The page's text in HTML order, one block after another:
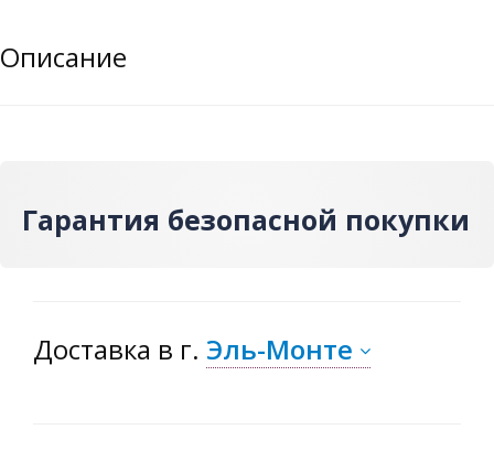
Описание
Гарантия безопасной покупки
Доставка в г. Эль-Монте